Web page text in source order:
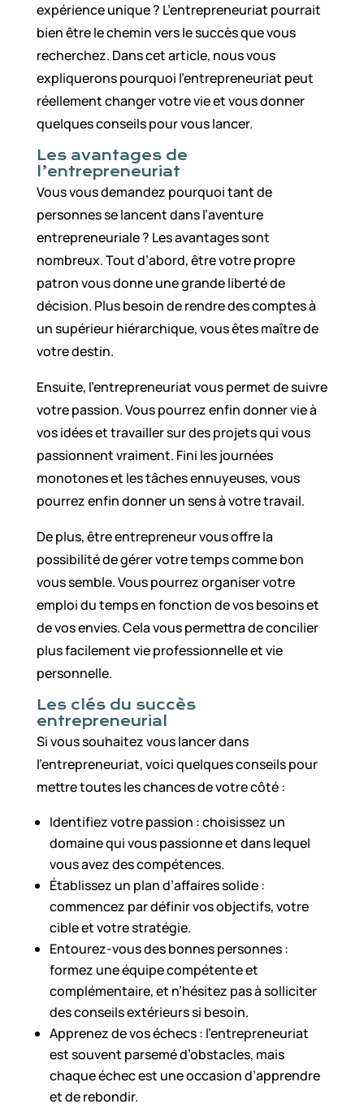
expérience unique ? L’entrepreneuriat pourrait
bien être le chemin vers le succès que vous
recherchez. Dans cet article, nous vous
expliquerons pourquoi l’entrepreneuriat peut
réellement changer votre vie et vous donner
quelques conseils pour vous lancer.
Les avantages de
l’entrepreneuriat
Vous vous demandez pourquoi tant de
personnes se lancent dans l’aventure
entrepreneuriale ? Les avantages sont
nombreux. Tout d’abord, être votre propre
patron vous donne une grande liberté de
décision. Plus besoin de rendre des comptes à
un supérieur hiérarchique, vous êtes maître de
votre destin.
Ensuite, l’entrepreneuriat vous permet de suivre
votre passion. Vous pourrez enfin donner vie à
vos idées et travailler sur des projets qui vous
passionnent vraiment. Fini les journées
monotones et les tâches ennuyeuses, vous
pourrez enfin donner un sens à votre travail.
De plus, être entrepreneur vous offre la
possibilité de gérer votre temps comme bon
vous semble. Vous pourrez organiser votre
emploi du temps en fonction de vos besoins et
de vos envies. Cela vous permettra de concilier
plus facilement vie professionnelle et vie
personnelle.
Les clés du succès
entrepreneurial
Si vous souhaitez vous lancer dans
l’entrepreneuriat, voici quelques conseils pour
mettre toutes les chances de votre côté :
Identifiez votre passion : choisissez un
domaine qui vous passionne et dans lequel
vous avez des compétences.
Établissez un plan d’affaires solide :
commencez par définir vos objectifs, votre
cible et votre stratégie.
Entourez-vous des bonnes personnes :
formez une équipe compétente et
complémentaire, et n’hésitez pas à solliciter
des conseils extérieurs si besoin.
Apprenez de vos échecs : l’entrepreneuriat
est souvent parsemé d’obstacles, mais
chaque échec est une occasion d’apprendre
et de rebondir.